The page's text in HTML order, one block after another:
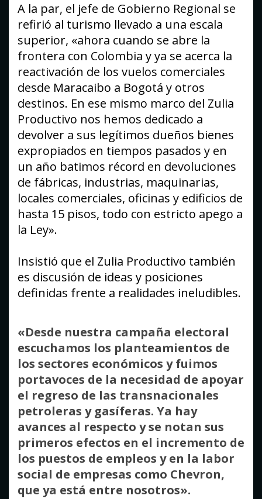
A la par, el jefe de Gobierno Regional se
refirió al turismo llevado a una escala
superior, «ahora cuando se abre la
frontera con Colombia y ya se acerca la
reactivación de los vuelos comerciales
desde Maracaibo a Bogotá y otros
destinos. En ese mismo marco del Zulia
Productivo nos hemos dedicado a
devolver a sus legítimos dueños bienes
expropiados en tiempos pasados y en
un año batimos récord en devoluciones
de fábricas, industrias, maquinarias,
locales comerciales, oficinas y edificios de
hasta 15 pisos, todo con estricto apego a
la Ley».
Insistió que el Zulia Productivo también
es discusión de ideas y posiciones
definidas frente a realidades ineludibles.
«Desde nuestra campaña electoral
escuchamos los planteamientos de
los sectores económicos y fuimos
portavoces de la necesidad de apoyar
el regreso de las transnacionales
petroleras y gasíferas. Ya hay
avances al respecto y se notan sus
primeros efectos en el incremento de
los puestos de empleos y en la labor
social de empresas como Chevron,
que ya está entre nosotros».